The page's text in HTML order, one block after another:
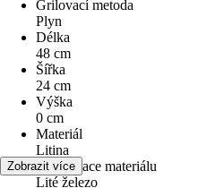
Grilovací metoda
Plyn
Délka
48 cm
Šířka
24 cm
Výška
0 cm
Materiál
Litina
Specifikace materiálu
Lité železo
Zobrazit více